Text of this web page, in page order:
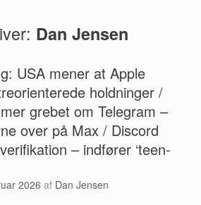
Dan Jensen
USA mener at Apple
holdninger /
grebet om Telegram –
over på Max / Discord
– indfører ‘teen-
2026 af Dan Jensen